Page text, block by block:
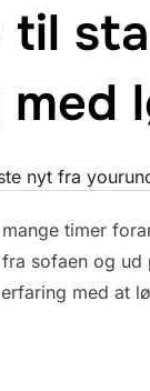
til
med
nyt fra
timer
sofaen og
med at